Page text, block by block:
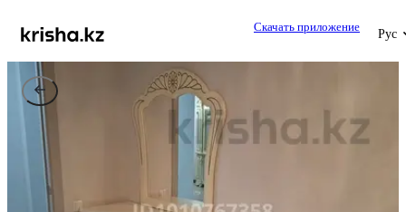
Скачать приложение
Рус